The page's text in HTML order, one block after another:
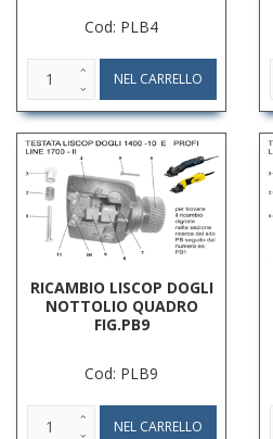
Cod: PLB4
RICAMBIO LISCOP DOGLI
NOTTOLIO QUADRO
FIG.PB9
Cod: PLB9